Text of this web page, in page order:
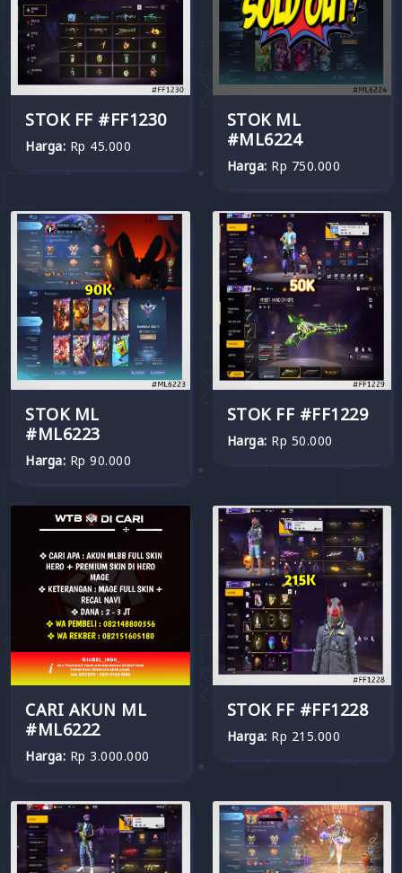
STOK FF #FF1230
Harga: Rp 45.000
STOK ML
#ML6224
Harga: Rp 750.000
STOK ML
#ML6223
Harga: Rp 90.000
STOK FF #FF1229
Harga: Rp 50.000
CARI AKUN ML
#ML6222
Harga: Rp 3.000.000
STOK FF #FF1228
Harga: Rp 215.000